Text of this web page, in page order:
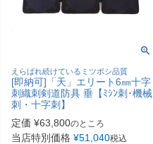
えらばれ続けているミツボシ品質
[即納可]「天」エリート6㎜十字
刺織刺剣道防具 垂【ﾐｼﾝ刺･機械
刺・十字刺】
定価 ¥63,800のところ
当店特別価格 ¥51,040税込